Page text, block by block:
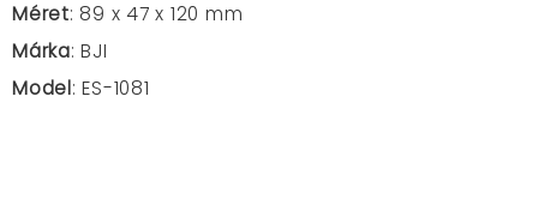
Méret: 89 x 47 x 120 mm
Márka: BJI
Model: ES-1081